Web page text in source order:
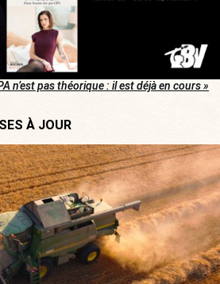
n’est pas théorique : il est déjà en cours »
À JOUR